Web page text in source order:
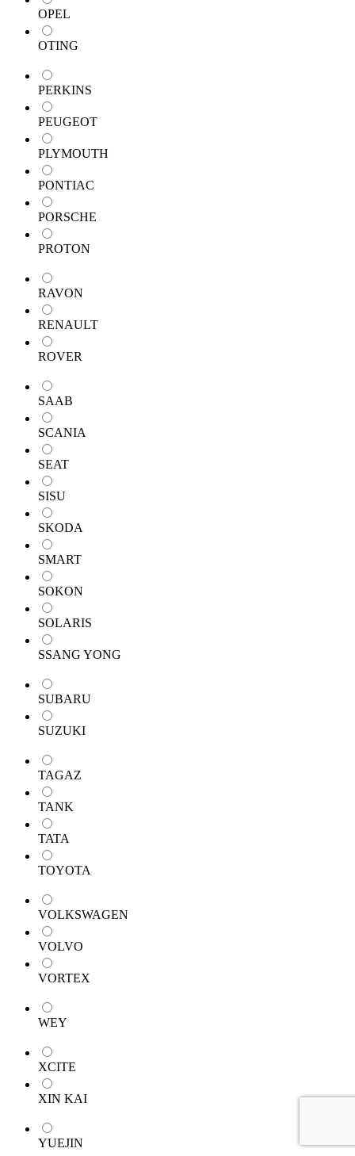
OPEL
OTING
PERKINS
PEUGEOT
PLYMOUTH
PONTIAC
PORSCHE
PROTON
RAVON
RENAULT
ROVER
SAAB
SCANIA
SEAT
SISU
SKODA
SMART
SOKON
SOLARIS
SSANG YONG
SUBARU
SUZUKI
TAGAZ
TANK
TATA
TOYOTA
VOLKSWAGEN
VOLVO
VORTEX
WEY
XCITE
XIN KAI
YUEJIN